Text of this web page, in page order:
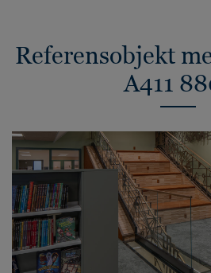
Referensobjekt
A411